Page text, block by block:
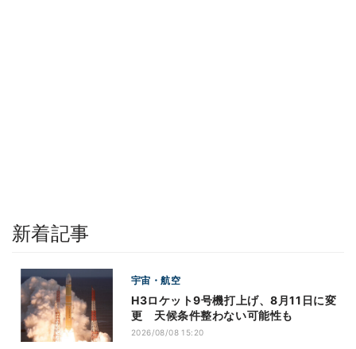
新着記事
宇宙・航空
H3ロケット9号機打上げ、8月11日に変
更 天候条件整わない可能性も
2026/08/08 15:20